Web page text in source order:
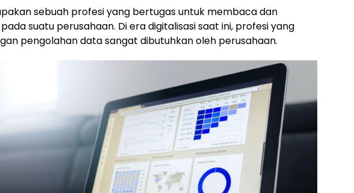
sebuah profesi yang bertugas untuk membaca dan
suatu perusahaan. Di era digitalisasi saat ini, profesi yang
pengolahan data sangat dibutuhkan oleh perusahaan.